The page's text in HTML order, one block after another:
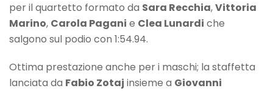
per il quartetto formato da Sara Recchia,Vittoria
Marino, Carola Pagani e Clea Lunardi che
salgono sul podio con 1:54.94.
Ottima prestazione anche per i maschi; la staffetta
lanciata da Fabio Zotaj insieme a Giovanni